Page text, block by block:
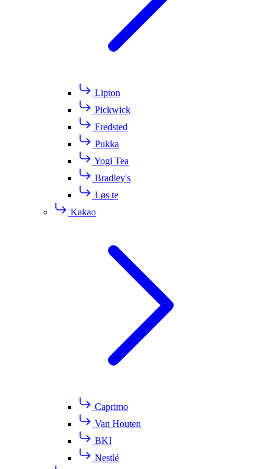
Lipton
Pickwick
Fredsted
Pukka
Yogi Tea
Bradley's
Løs te
Kakao
Caprimo
Van Houten
BKI
Nestlé